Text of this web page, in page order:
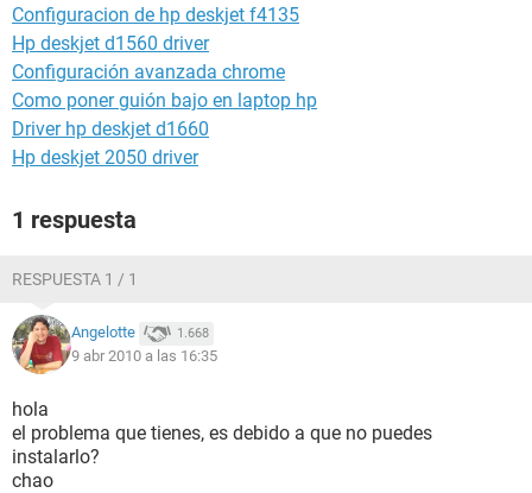
Configuracion de hp deskjet f4135
Hp deskjet d1560 driver
Configuración avanzada chrome
Como poner guión bajo en laptop hp
Driver hp deskjet d1660
Hp deskjet 2050 driver
1 respuesta
RESPUESTA 1 / 1
Angelotte 1.668
9 abr 2010 a las 16:35
hola
el problema que tienes, es debido a que no puedes
instalarlo?
chao